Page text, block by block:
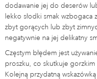
dodawanie jej do deserów
lekko słodki smak wzbogaca
zbyt gorących lub zbyt
negatywnie na jej delikatny
Częstym błędem jest
proszku, co skutkuje
Kolejną przydatną